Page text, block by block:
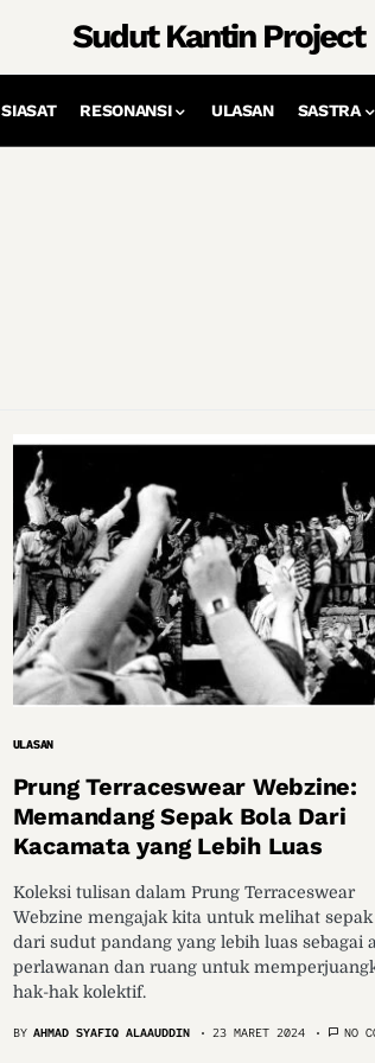
Sudut Kantin Project
SIASAT RESONANSI ULASAN SASTRA
ULASAN
Prung Terraceswear Webzine:
Memandang Sepak Bola Dari
Kacamata yang Lebih Luas
Koleksi tulisan dalam Prung Terraceswear
Webzine mengajak kita untuk melihat sepak
dari sudut pandang yang lebih luas sebagai
perlawanan dan ruang untuk
hak-hak kolektif.
BY AHMAD SYAFIQ ALAAUDDIN 23 MARET 2024 NO